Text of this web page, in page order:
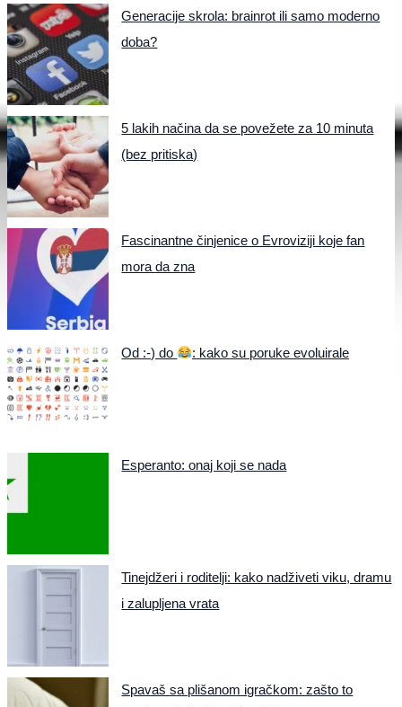
Generacije skrola: brainrot ili samo moderno
doba?
5 lakih načina da se povežete za 10 minuta
(bez pritiska)
Fascinantne činjenice o Evroviziji koje fan
mora da zna
Od :-) do : kako su poruke evoluirale
Esperanto: onaj koji se nada
Tinejdžeri i roditelji: kako nadživeti viku, dramu
i zalupljena vrata
Spavaš sa plišanom igračkom: zašto to